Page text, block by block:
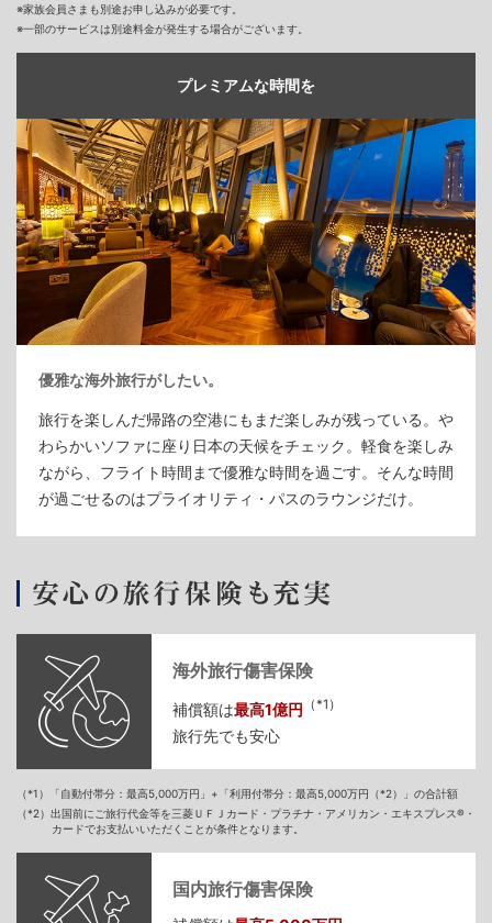
※家族会員さまも別途お申し込みが必要です。
※一部のサービスは別途料金が発生する場合がございます。
プレミアムな時間を
優雅な海外旅行がしたい。
旅行を楽しんだ帰路の空港にもまだ楽しみが残っている。や
わらかいソファに座り日本の天候をチェック。軽食を楽しみ
ながら、フライト時間まで優雅な時間を過ごす。そんな時間
が過ごせるのはプライオリティ・パスのラウンジだけ。
海外旅行傷害保険
補償額は最高1億円 （*1）
旅行先でも安心
（*1）「自動付帯分：最高5,000万円」+「利用付帯分：最高5,000万円（*2）」の合計額
（*2）出国前にご旅行代金等を三菱ＵＦＪカード・プラチナ・アメリカン・エキスプレス®・
カードでお支払いいただくことが条件となります。
国内旅行傷害保険